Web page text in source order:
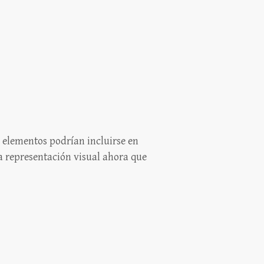
podrían incluirse en
representación visual ahora que